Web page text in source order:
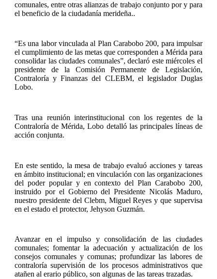
comunales, entre otras alianzas de trabajo conjunto por y para
el beneficio de la ciudadanía merideña..
“Es una labor vinculada al Plan Carabobo 200, para impulsar
el cumplimiento de las metas que corresponden a Mérida para
consolidar las ciudades comunales”, declaró este miércoles el
presidente de la Comisión Permanente de Legislación,
Contraloría y Finanzas del CLEBM, el legislador Duglas
Lobo.
Tras una reunión interinstitucional con los regentes de la
Contraloría de Mérida, Lobo detalló las principales líneas de
acción conjunta.
En este sentido, la mesa de trabajo evaluó acciones y tareas
en ámbito institucional; en vinculación con las organizaciones
del poder popular y en contexto del Plan Carabobo 200,
instruido por el Gobierno del Presidente Nicolás Maduro,
nuestro presidente del Clebm, Miguel Reyes y que supervisa
en el estado el protector, Jehyson Guzmán.
Avanzar en el impulso y consolidación de las ciudades
comunales; fomentar la adecuación y actualización de los
consejos comunales y comunas; profundizar las labores de
contraloría supervisión de los procesos administrativos que
atañen al erario público, son algunas de las tareas trazadas.